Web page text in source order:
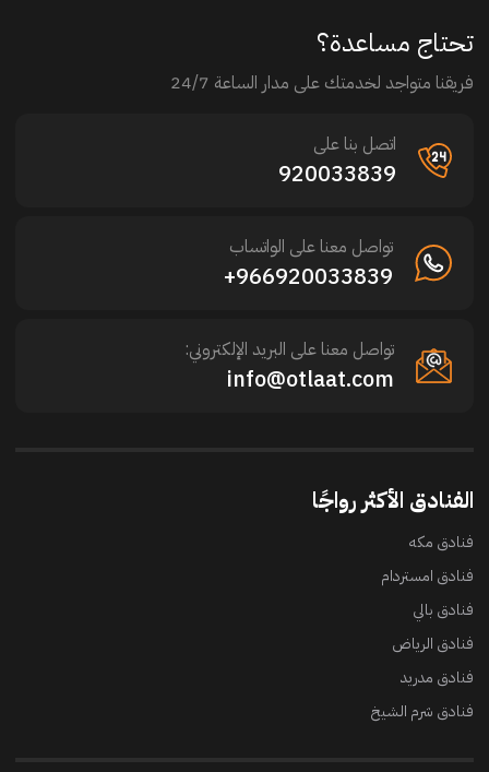
تحتاج مساعدة؟
فريقنا متواجد لخدمتك على مدار الساعة 24/7
اتصل بنا على
920033839
تواصل معنا على الواتساب
966920033839+
تواصل معنا على البريد الإلكتروني:
info@otlaat.com
الفنادق الأكثر رواجًا
فنادق مكه
فنادق امستردام
فنادق بالي
فنادق الرياض
فنادق مدريد
فنادق شرم الشيخ